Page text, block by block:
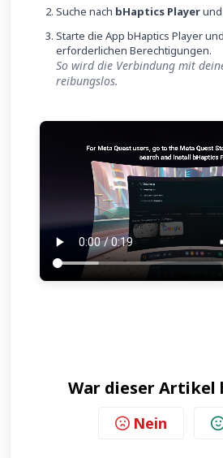
Suche nach bHaptics Player
Starte die App bHaptics Player
erforderlichen Berechtigungen.
So wird die Verbindung mit
reibungslos.
War dieser Artikel
Nein